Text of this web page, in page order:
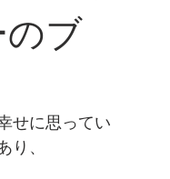
ブ
せに思ってい
、